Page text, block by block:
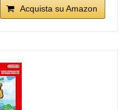
Acquista su Amazon